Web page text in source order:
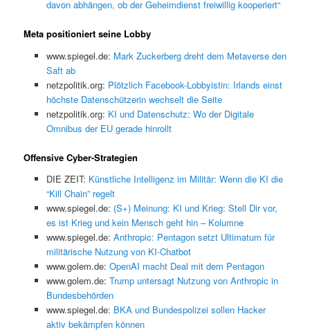
davon abhängen, ob der Geheimdienst freiwillig kooperiert“
Meta positioniert seine Lobby
www.spiegel.de: Mark Zuckerberg dreht dem Metaverse den
Saft ab
netzpolitik.org: Plötzlich Facebook-Lobbyistin: Irlands einst
höchste Datenschützerin wechselt die Seite
netzpolitik.org: KI und Datenschutz: Wo der Digitale
Omnibus der EU gerade hinrollt
Offensive Cyber-Strategien
DIE ZEIT: Künstliche Intelligenz im Militär: Wenn die KI die
“Kill Chain” regelt
www.spiegel.de: (S+) Meinung: KI und Krieg: Stell Dir vor,
es ist Krieg und kein Mensch geht hin – Kolumne
www.spiegel.de: Anthropic: Pentagon setzt Ultimatum für
militärische Nutzung von KI-Chatbot
www.golem.de: OpenAI macht Deal mit dem Pentagon
www.golem.de: Trump untersagt Nutzung von Anthropic in
Bundesbehörden
www.spiegel.de: BKA und Bundespolizei sollen Hacker
aktiv bekämpfen können